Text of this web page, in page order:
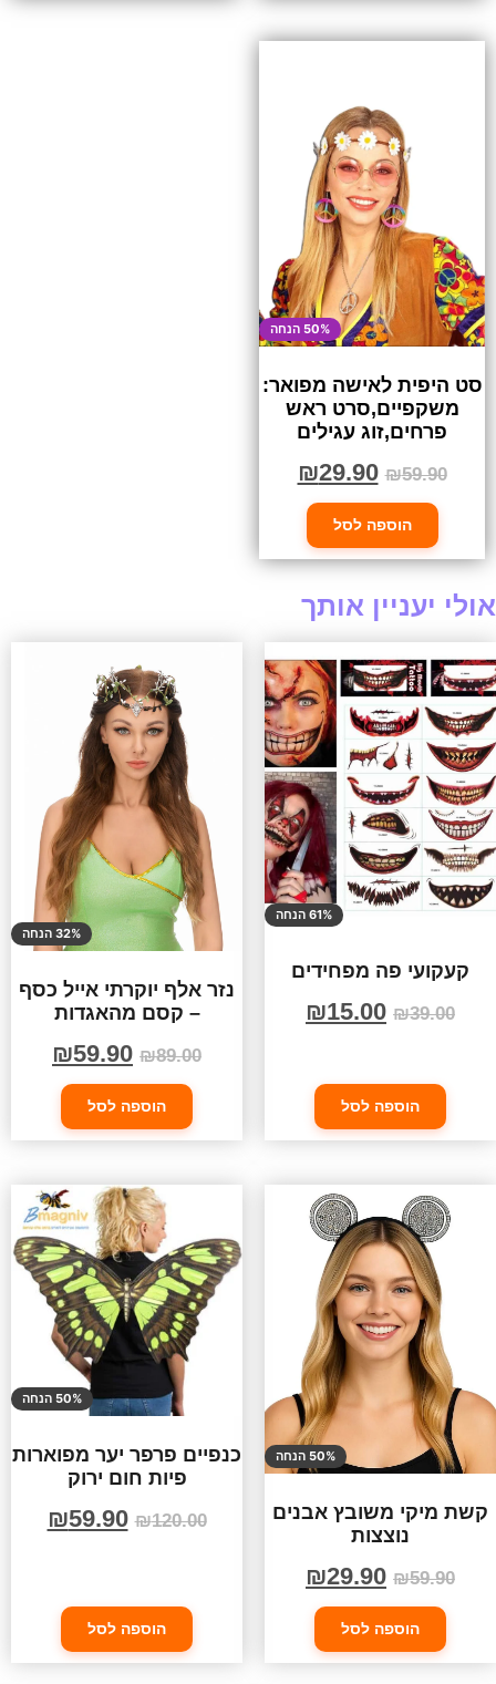
50% הנחה
סט היפית לאישה מפואר:
משקפיים,סרט ראש
פרחים,זוג עגילים
₪59.90
₪29.90
הוספה לסל
אולי יעניין אותך
61% הנחה
קעקועי פה מפחידים
₪39.00
₪15.00
הוספה לסל
32% הנחה
נזר אלף יוקרתי אייל כסף
– קסם מהאגדות
₪89.00
₪59.90
הוספה לסל
50% הנחה
קשת מיקי משובץ אבנים
נוצצות
₪59.90
₪29.90
הוספה לסל
50% הנחה
כנפיים פרפר יער מפוארות
פיות חום ירוק
₪120.00
₪59.90
הוספה לסל